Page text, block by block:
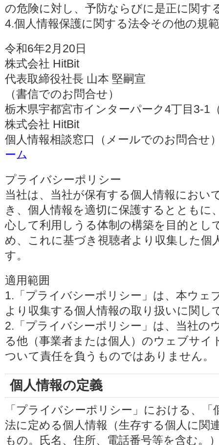
の危険に対し、予防ならびに是正に関す
4.個人情報保護に関する法令その他の規
令和6年2月20日
株式会社 HitBit
代表取締役社長 山本 堅嗣宣
（書信でのお問合せ）
栃木県宇都宮市インターパーク4丁目3-1
株式会社 HitBit
個人情報相談窓口（メールでのお問合せ
ーム
プライバシーポリシー
当社は、当社が保有する個人情報におい
き、個人情報を適切に保護するとともに
心して利用しうる体制の構築を目的とし
め、これに基づき視聴者より収集した個
す。
適用範囲
1.「プライバシーポリシー」は、本ウェ
より収集する個人情報の取り扱いに関し
2.「プライバシーポリシー」は、当社の
る他（事業者または個人）のウェブサイ
ついて責任を負うものではありません。
個人情報の定義
「プライバシーポリシー」における、
法に定める個人情報（生存する個人に関
もの。氏名、住所、電話番号等を含む。